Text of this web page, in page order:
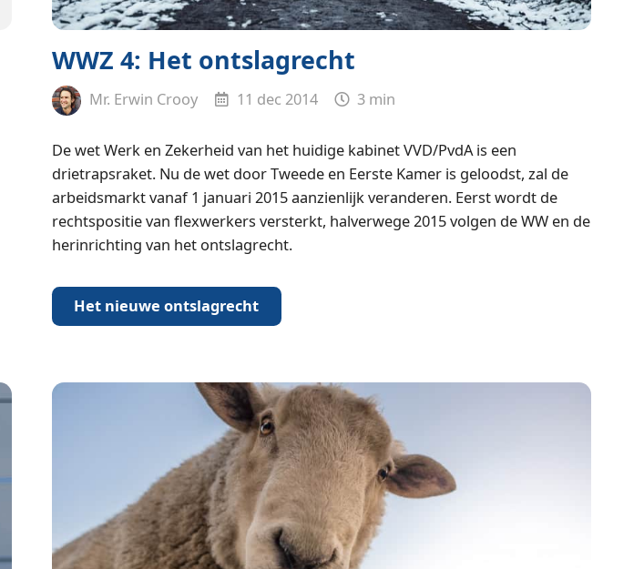
WWZ 4: Het ontslagrecht
Mr. Erwin Crooy 11 dec 2014 3 min
De wet Werk en Zekerheid van het huidige kabinet VVD/PvdA is een
drietrapsraket. Nu de wet door Tweede en Eerste Kamer is geloodst, zal de
arbeidsmarkt vanaf 1 januari 2015 aanzienlijk veranderen. Eerst wordt de
rechtspositie van flexwerkers versterkt, halverwege 2015 volgen de WW en de
herinrichting van het ontslagrecht.
Het nieuwe ontslagrecht